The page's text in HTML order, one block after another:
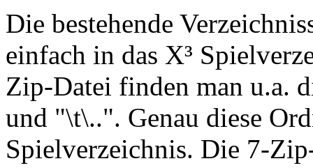
Die bestehende
einfach in das X³
Zip-Datei finden man u.a.
und "\t\..". Genau diese
Spielverzeichnis. Die 7-